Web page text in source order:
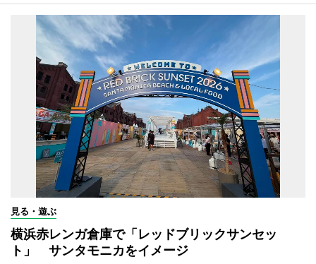
見る・遊ぶ
横浜赤レンガ倉庫で「レッドブリックサンセッ
ト」 サンタモニカをイメージ